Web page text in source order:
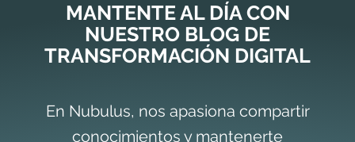
MANTENTE AL DÍA CON
NUESTRO BLOG DE
TRANSFORMACIÓN DIGITAL
En Nubulus, nos apasiona compartir
conocimientos y mantenerte